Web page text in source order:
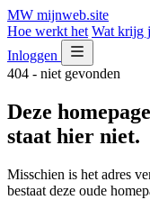
MW mijnweb.site
Hoe werkt het Wat krijg
Inloggen
404 - niet gevonden
Deze homepage
staat hier niet.
Misschien is het adres
bestaat deze oude